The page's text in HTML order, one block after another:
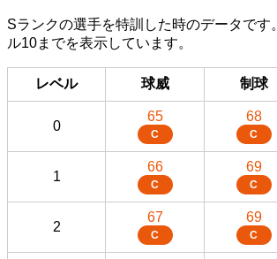
Sランクの選手を特訓した時のデータです
ル10までを表示しています。
レベル 球威 制球
0
65
C
68
C
1
66
C
69
C
2
67
C
69
C